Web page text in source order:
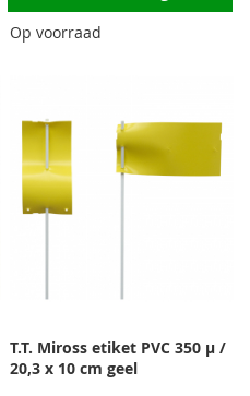
Op voorraad
T.T. Miross etiket PVC 350 µ /
20,3 x 10 cm geel